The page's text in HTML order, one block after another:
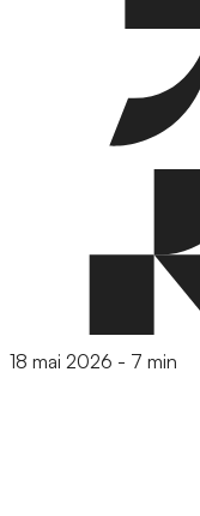
18 mai 2026 - 7 min